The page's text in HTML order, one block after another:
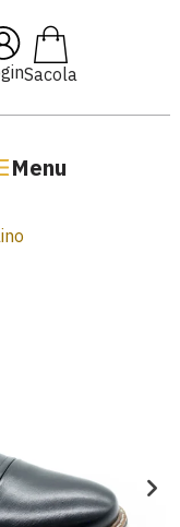
Menu
🔥 Lançamentos